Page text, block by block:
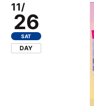
11/
26
SAT
DAY